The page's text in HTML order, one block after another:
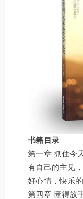
书籍目录
第一章 抓住今
有自己的主见
好心情，快乐
第四章 懂得放